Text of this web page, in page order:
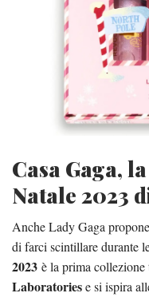
Casa Gaga,
Natale 2023
Anche Lady Gaga
di farci scintillare durante
2023 è la prima
Laboratoriese si ispira